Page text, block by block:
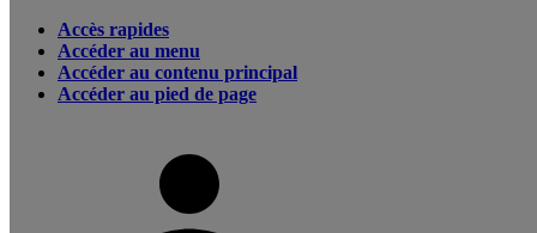
Accès rapides
Accéder au menu
Accéder au contenu principal
Accéder au pied de page